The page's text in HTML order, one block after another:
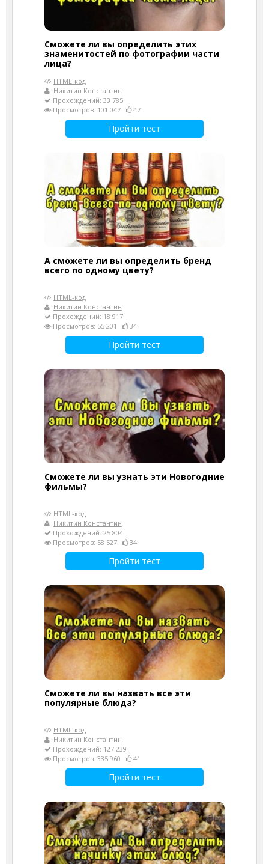
Сможете ли вы определить этих
знаменитостей по фотографии части
лица?
HTML-код
Никитин Константин
Прохождений: 33 785
Просмотров: 101 047
47
Пройти тест
А сможете ли вы определить бренд
всего по одному цвету?
HTML-код
Никитин Константин
Прохождений: 18 917
Просмотров: 55 201
34
Пройти тест
Сможете ли вы узнать эти Новогодние
фильмы?
HTML-код
Никитин Константин
Прохождений: 25 804
Просмотров: 58 527
34
Пройти тест
Сможете ли вы назвать все эти
популярные блюда?
HTML-код
Никитин Константин
Прохождений: 127 239
Просмотров: 335 960
41
Пройти тест